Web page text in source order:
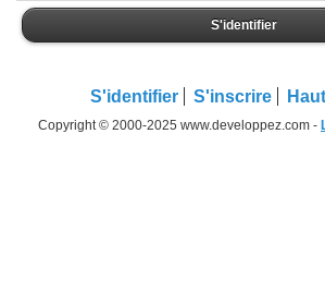
S'identifier
S'identifier S'inscrire
Copyright © 2000-2025 www.developpez.com -